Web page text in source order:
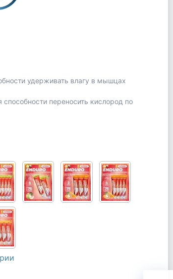
удерживать влагу в мышцах
переносить кислород по